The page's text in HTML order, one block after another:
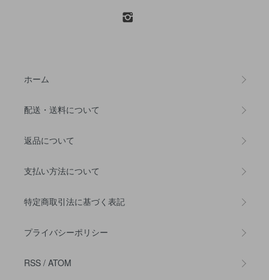
ホーム
配送・送料について
返品について
支払い方法について
特定商取引法に基づく表記
プライバシーポリシー
RSS / ATOM